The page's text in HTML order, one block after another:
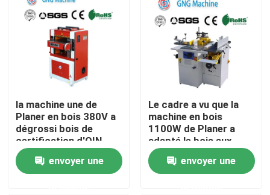
Produits
Vidéos
A propos de nous
Visite d'usine
Contrôle de la qualité
la machine une de
Planer en bois 380V a
dégrossi bois de
certification d'OIN
fonctionnant Planer
envoyer une
Le cadre a vu que la
machine en bois
1100W de Planer a
adapté le bois aux
besoins du client
commercial Planer
envoyer une